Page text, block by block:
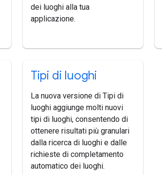
dei luoghi alla tua
applicazione.
Tipi di luoghi
La nuova versione di Tipi di
luoghi aggiunge molti nuovi
tipi di luoghi, consentendo di
ottenere risultati più granulari
dalla ricerca di luoghi e dalle
richieste di completamento
automatico dei luoghi.